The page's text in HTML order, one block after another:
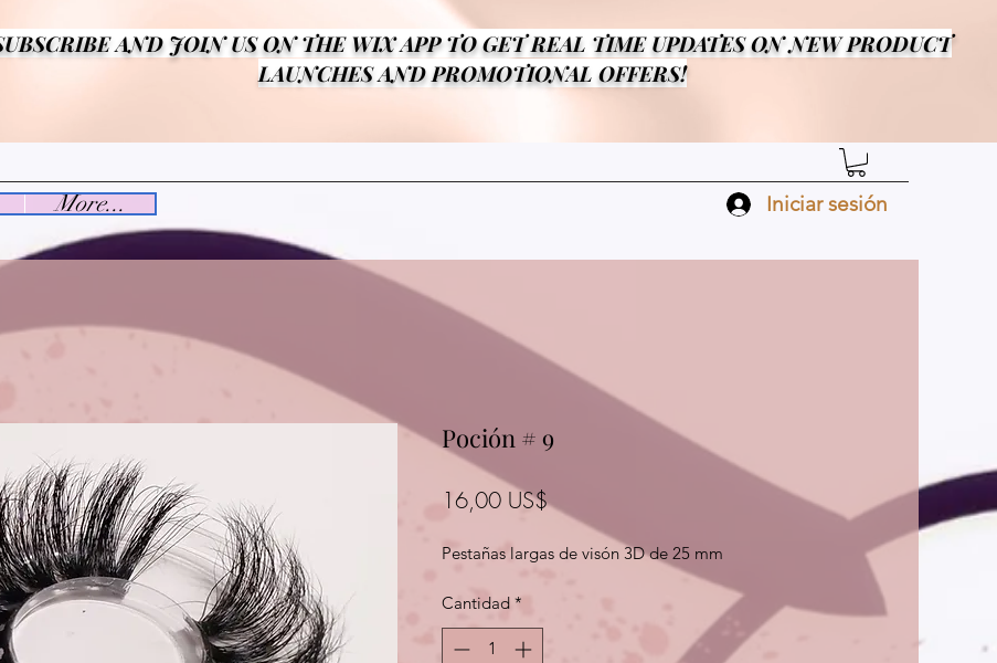
AND JOIN US ON THE WIX APP TO GET REAL TIME UPDATES ON NEW PRODUCT
LAUNCHES AND PROMOTIONAL OFFERS!
More... Iniciar sesión
Poción # 9
16,00 US$Precio
Pestañas largas de visón 3D de 25 mm
Cantidad *